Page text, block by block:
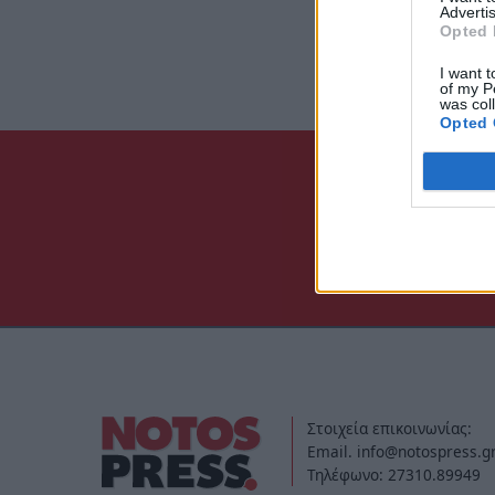
Opted
I want
of my
was
Opted
Στοιχεία επικοινωνίας:
Email. info@notospress.gr
Τηλέφωνο: 27310.89949